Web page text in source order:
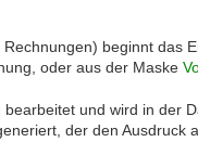
beginnt das
oder aus der Maske
und wird in der
der den Ausdruck